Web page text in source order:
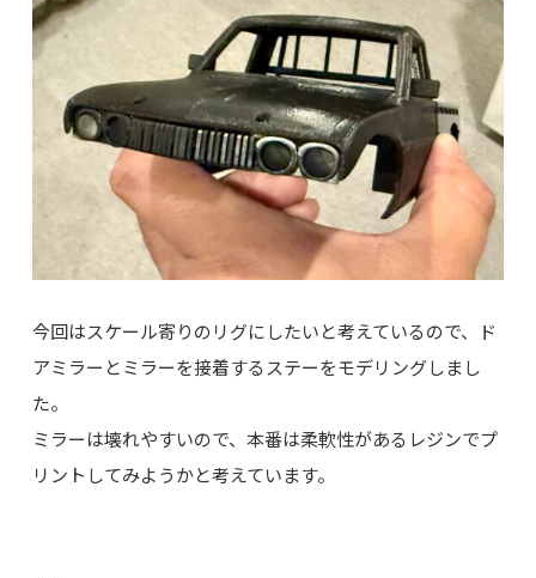
今回はスケール寄りのリグにしたいと考えているので、ド
アミラーとミラーを接着するステーをモデリングしまし
た。
ミラーは壊れやすいので、本番は柔軟性があるレジンでプ
リントしてみようかと考えています。